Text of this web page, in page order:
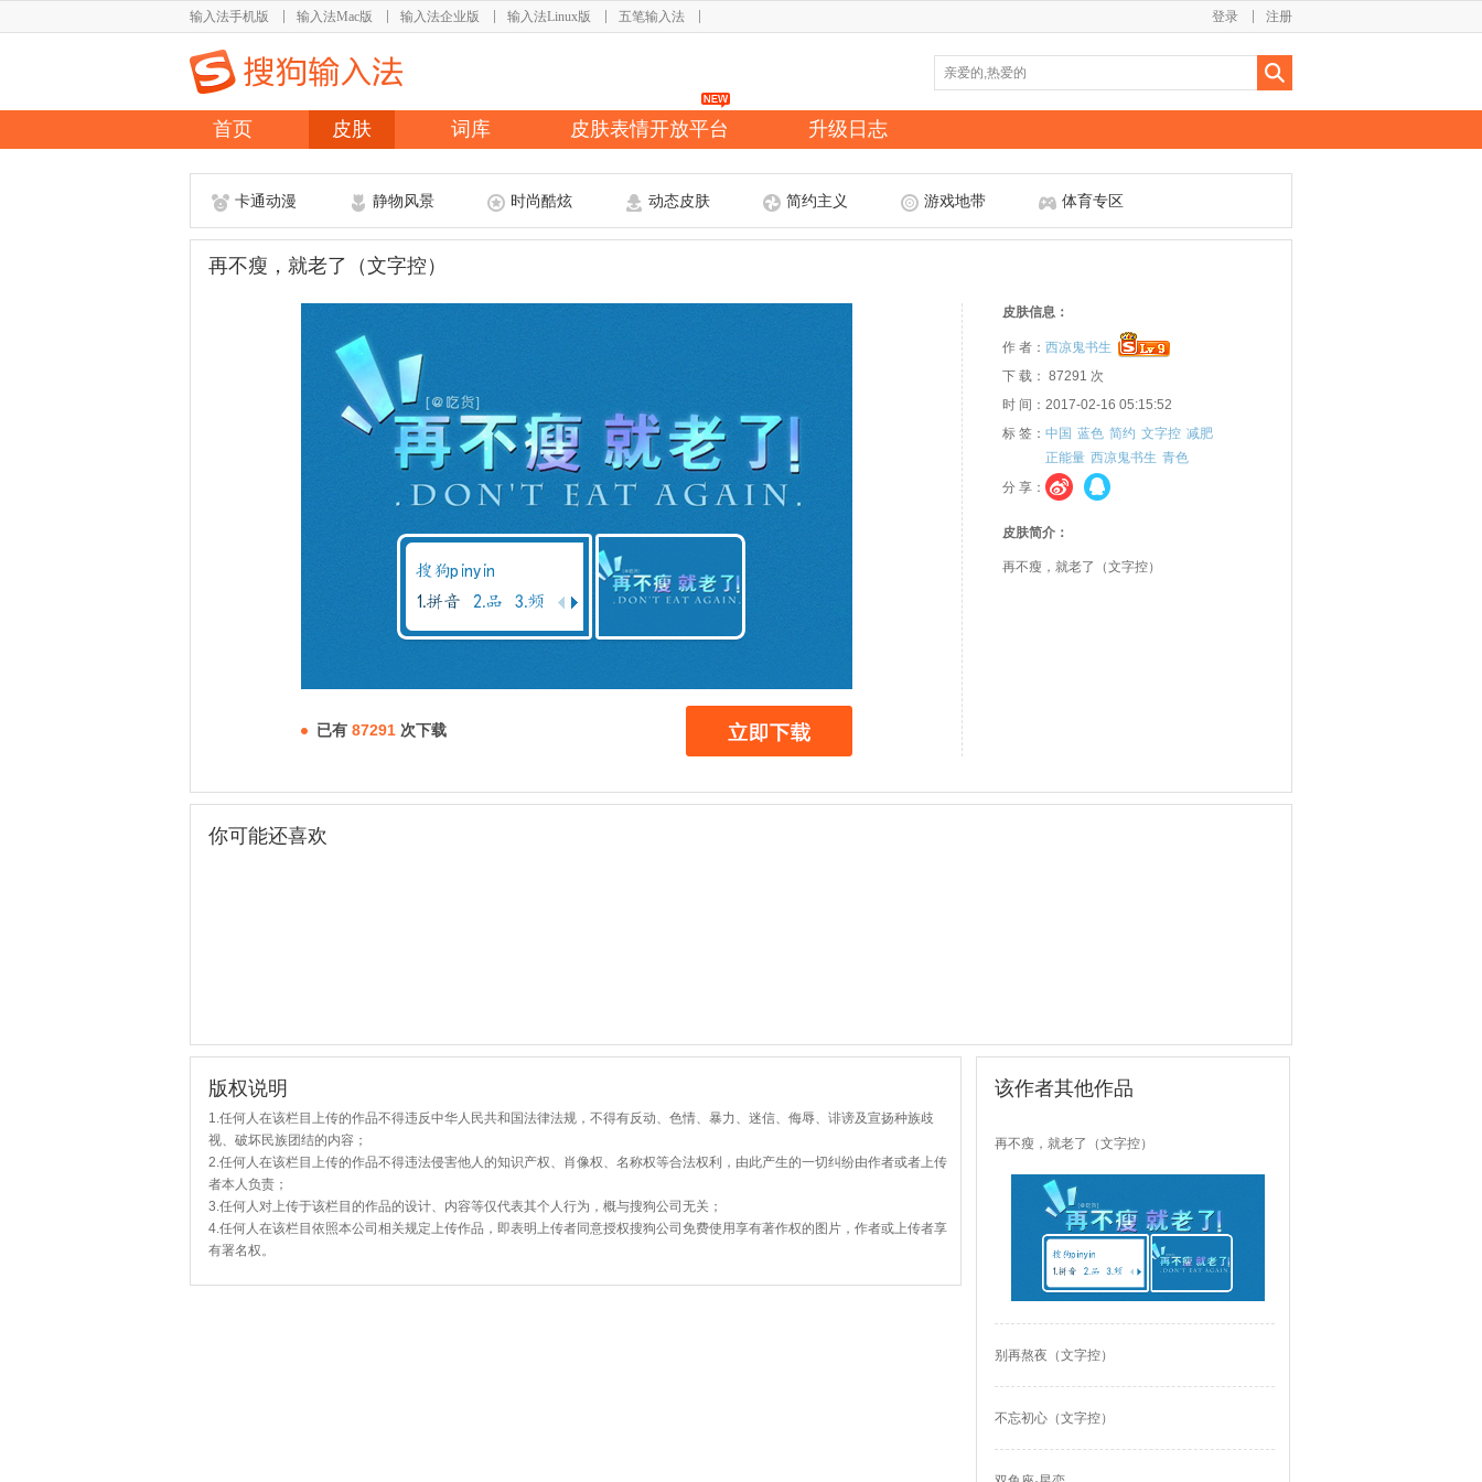
输入法手机版 输入法Mac版 输入法企业版 输入法Linux版 五笔输入法 注册
登录
首页 皮肤 词库 皮肤表情开放平台 升级日志
卡通动漫 静物风景 时尚酷炫 动态皮肤 简约主义 游戏地带 体育专区
再不瘦，就老了（文字控）
已有 87291 次下载
皮肤信息：
作 者： 西凉鬼书生
下 载： 87291 次
时 间：2017-02-16 05:15:52
标 签： 中国 蓝色 简约 文字控 减肥
正能量 西凉鬼书生 青色
分 享：
皮肤简介：
再不瘦，就老了（文字控）
你可能还喜欢
版权说明
1.任何人在该栏目上传的作品不得违反中华人民共和国法律法规，不得有反动、色情、暴力、迷信、侮辱、诽谤及宣扬种族歧
视、破坏民族团结的内容；
2.任何人在该栏目上传的作品不得违法侵害他人的知识产权、肖像权、名称权等合法权利，由此产生的一切纠纷由作者或者上传
者本人负责；
3.任何人对上传于该栏目的作品的设计、内容等仅代表其个人行为，概与搜狗公司无关；
4.任何人在该栏目依照本公司相关规定上传作品，即表明上传者同意授权搜狗公司免费使用享有著作权的图片，作者或上传者享
有署名权。
该作者其他作品
再不瘦，就老了（文字控）
别再熬夜（文字控）
不忘初心（文字控）